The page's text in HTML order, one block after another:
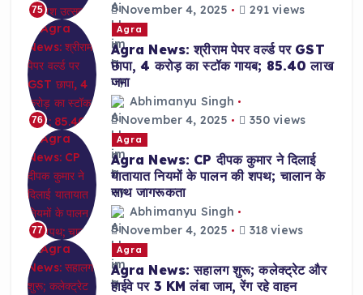
75
November 4, 2025
291 views
76
Agra
Agra News: श्रीराम पेपर वर्ल्ड पर GST
छापा, 4 करोड़ का स्टॉक गायब; 85.40 लाख
जमा
Abhimanyu Singh
November 4, 2025
350 views
77
Agra
Agra News: CP दीपक कुमार ने दिलाई
यातायात नियमों के पालन की शपथ; चालान के
साथ जागरूकता
Abhimanyu Singh
November 4, 2025
318 views
Agra
Agra News: सहालग शुरू; कलेक्ट्रेट और
हाईवे पर 3 KM लंबा जाम, रेंग रहे वाहन